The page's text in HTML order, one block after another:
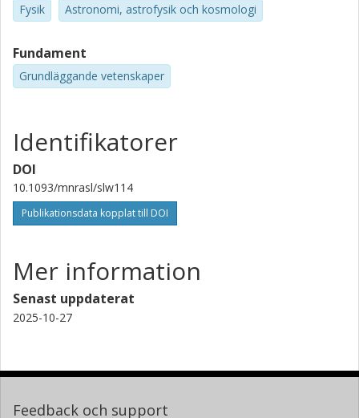
Fysik Astronomi, astrofysik och kosmologi
Fundament
Grundläggande vetenskaper
Identifikatorer
DOI
10.1093/mnrasl/slw114
Publikationsdata kopplat till DOI
Mer information
Senast uppdaterat
2025-10-27
Feedback och support